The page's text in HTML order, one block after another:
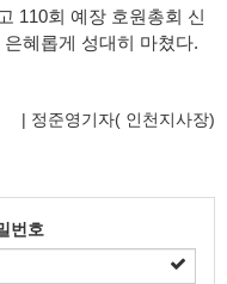
110회 예장 호원총회 신
혜롭게 성대히 마쳤다.
| 정준영기자( 인천지사장)
번호